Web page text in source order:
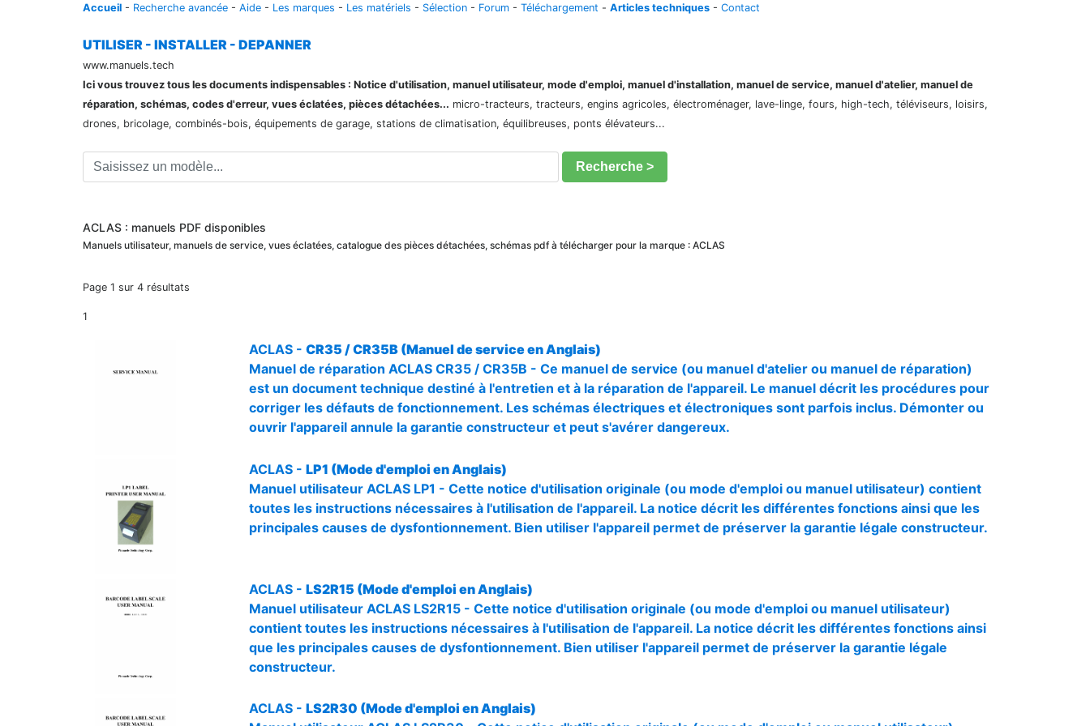
Accueil - Recherche avancée - Aide - Les marques - Les matériels - Sélection - Forum - Téléchargement - Articles techniques - Contact
UTILISER - INSTALLER - DEPANNER
www.manuels.tech
Ici vous trouvez tous les documents indispensables : Notice d'utilisation, manuel utilisateur, mode d'emploi, manuel d'installation, manuel de service, manuel d'atelier, manuel de
réparation, schémas, codes d'erreur, vues éclatées, pièces détachées... micro-tracteurs, tracteurs, engins agricoles, électroménager, lave-linge, fours, high-tech, téléviseurs, loisirs,
drones, bricolage, combinés-bois, équipements de garage, stations de climatisation, équilibreuses, ponts élévateurs...
Recherche >
ACLAS : manuels PDF disponibles
Manuels utilisateur, manuels de service, vues éclatées, catalogue des pièces détachées, schémas pdf à télécharger pour la marque : ACLAS
Page 1 sur 4 résultats
1
ACLAS - CR35 / CR35B (Manuel de service en Anglais)
Manuel de réparation ACLAS CR35 / CR35B - Ce manuel de service (ou manuel d'atelier ou manuel de réparation)
est un document technique destiné à l'entretien et à la réparation de l'appareil. Le manuel décrit les procédures pour
corriger les défauts de fonctionnement. Les schémas électriques et électroniques sont parfois inclus. Démonter ou
ouvrir l'appareil annule la garantie constructeur et peut s'avérer dangereux.
ACLAS - LP1 (Mode d'emploi en Anglais)
Manuel utilisateur ACLAS LP1 - Cette notice d'utilisation originale (ou mode d'emploi ou manuel utilisateur) contient
toutes les instructions nécessaires à l'utilisation de l'appareil. La notice décrit les différentes fonctions ainsi que les
principales causes de dysfontionnement. Bien utiliser l'appareil permet de préserver la garantie légale constructeur.
ACLAS - LS2R15 (Mode d'emploi en Anglais)
Manuel utilisateur ACLAS LS2R15 - Cette notice d'utilisation originale (ou mode d'emploi ou manuel utilisateur)
contient toutes les instructions nécessaires à l'utilisation de l'appareil. La notice décrit les différentes fonctions ainsi
que les principales causes de dysfontionnement. Bien utiliser l'appareil permet de préserver la garantie légale
constructeur.
ACLAS - LS2R30 (Mode d'emploi en Anglais)